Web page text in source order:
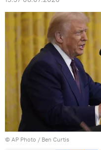
© AP Photo / Ben Curtis